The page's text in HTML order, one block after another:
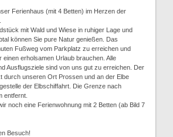
Ferienhaus (mit 4 Betten) im Herzen der
mit Wald und Wiese in ruhiger Lage und
können Sie pure Natur genießen. Das
Fußweg vom Parkplatz zu erreichen und
einen erholsamen Urlaub brauchen. Alle
Ausflugsziele sind von uns gut zu erreichen. Der
durch unseren Ort Prossen und an der Elbe
der Elbschiffahrt. Die Grenze nach
entfernt.
noch eine Ferienwohnung mit 2 Betten (ab Bild 7
Besuch!